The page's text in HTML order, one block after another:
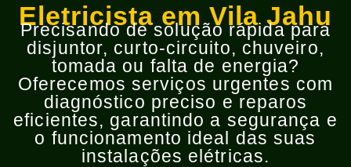
Eletricista em Vila Jahu
Precisando de solução rápida para
disjuntor, curto-circuito, chuveiro,
tomada ou falta de energia?
Oferecemos serviços urgentes com
diagnóstico preciso e reparos
eficientes, garantindo a segurança e
o funcionamento ideal das suas
instalações elétricas.